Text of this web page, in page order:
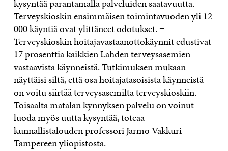
kysyntää parantamalla palveluiden saatavuutta.
Terveyskioskin ensimmäisen toimintavuoden yli 12
000 käyntiä ovat ylittäneet odotukset. −
Terveyskioskin hoitajavastaanottokäynnit edustivat
17 prosenttia kaikkien Lahden terveysasemien
vastaavista käynneistä. Tutkimuksen mukaan
näyttäisi siltä, että osa hoitajatasoisista käynneistä
on voitu siirtää terveysasemilta terveyskioskiin.
Toisaalta matalan kynnyksen palvelu on voinut
luoda myös uutta kysyntää, toteaa
kunnallistalouden professori Jarmo Vakkuri
Tampereen yliopistosta.